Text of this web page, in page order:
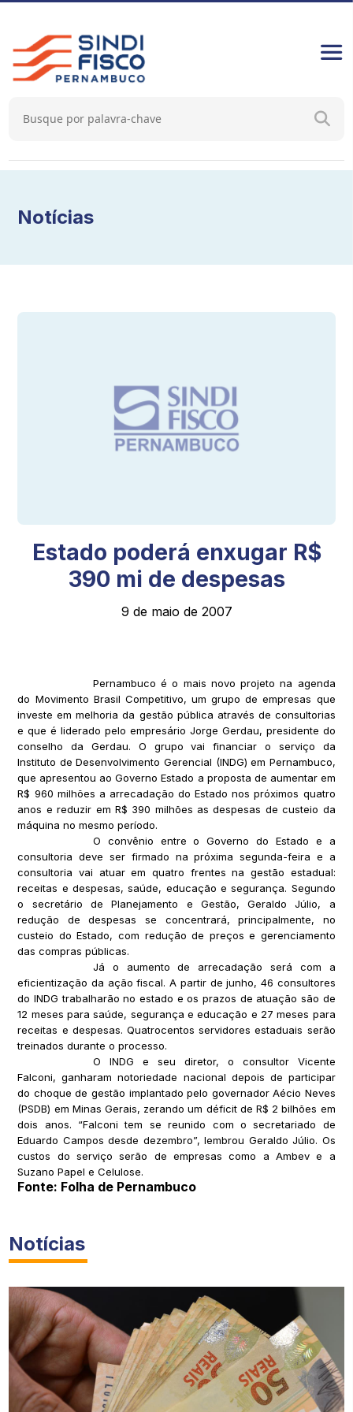
Notícias
Estado poderá enxugar R$
390 mi de despesas
9 de maio de 2007
Pernambuco é o mais novo projeto na agenda
do Movimento Brasil Competitivo, um grupo de empresas que
investe em melhoria da gestão pública através de consultorias
e que é liderado pelo empresário Jorge Gerdau, presidente do
conselho da Gerdau. O grupo vai financiar o serviço da
Instituto de Desenvolvimento Gerencial (INDG) em Pernambuco,
que apresentou ao Governo Estado a proposta de aumentar em
R$ 960 milhões a arrecadação do Estado nos próximos quatro
anos e reduzir em R$ 390 milhões as despesas de custeio da
máquina no mesmo período.
O convênio entre o Governo do Estado e a
consultoria deve ser firmado na próxima segunda-feira e a
consultoria vai atuar em quatro frentes na gestão estadual:
receitas e despesas, saúde, educação e segurança. Segundo
o secretário de Planejamento e Gestão, Geraldo Júlio, a
redução de despesas se concentrará, principalmente, no
custeio do Estado, com redução de preços e gerenciamento
das compras públicas.
Já o aumento de arrecadação será com a
eficientização da ação fiscal. A partir de junho, 46 consultores
do INDG trabalharão no estado e os prazos de atuação são de
12 meses para saúde, segurança e educação e 27 meses para
receitas e despesas. Quatrocentos servidores estaduais serão
treinados durante o processo.
O INDG e seu diretor, o consultor Vicente
Falconi, ganharam notoriedade nacional depois de participar
do choque de gestão implantado pelo governador Aécio Neves
(PSDB) em Minas Gerais, zerando um déficit de R$ 2 bilhões em
dois anos. “Falconi tem se reunido com o secretariado de
Eduardo Campos desde dezembro”, lembrou Geraldo Júlio. Os
custos do serviço serão de empresas como a Ambev e a
Suzano Papel e Celulose.
Fonte: Folha de Pernambuco
Notícias